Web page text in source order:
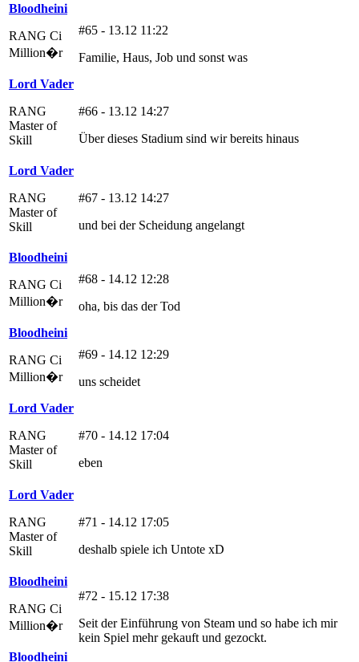
Bloodheini
RANG Ci
Million�r
#65 - 13.12 11:22
Familie, Haus, Job und sonst was
Lord Vader
RANG
Master of
Skill
#66 - 13.12 14:27
Über dieses Stadium sind wir bereits hinaus
Lord Vader
RANG
Master of
Skill
#67 - 13.12 14:27
und bei der Scheidung angelangt
Bloodheini
RANG Ci
Million�r
#68 - 14.12 12:28
oha, bis das der Tod
Bloodheini
RANG Ci
Million�r
#69 - 14.12 12:29
uns scheidet
Lord Vader
RANG
Master of
Skill
#70 - 14.12 17:04
eben
Lord Vader
RANG
Master of
Skill
#71 - 14.12 17:05
deshalb spiele ich Untote xD
Bloodheini
RANG Ci
Million�r
#72 - 15.12 17:38
Seit der Einführung von Steam und so habe ich mir
kein Spiel mehr gekauft und gezockt.
Bloodheini